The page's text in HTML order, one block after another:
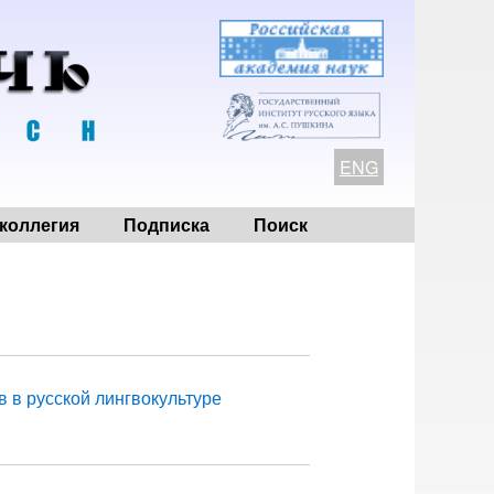
ENG
Подписка Поиск
русской лингвокультуре